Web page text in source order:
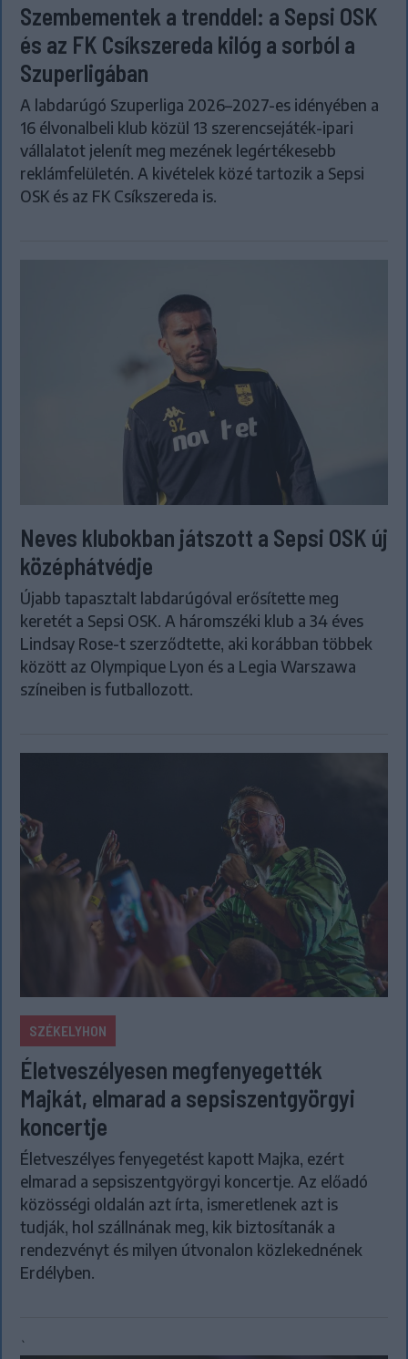
Szembementek a trenddel: a Sepsi OSK
és az FK Csíkszereda kilóg a sorból a
Szuperligában
A labdarúgó Szuperliga 2026–2027-es idényében a
16 élvonalbeli klub közül 13 szerencsejáték-ipari
vállalatot jelenít meg mezének legértékesebb
reklámfelületén. A kivételek közé tartozik a Sepsi
OSK és az FK Csíkszereda is.
Neves klubokban játszott a Sepsi OSK új
középhátvédje
Újabb tapasztalt labdarúgóval erősítette meg
keretét a Sepsi OSK. A háromszéki klub a 34 éves
Lindsay Rose-t szerződtette, aki korábban többek
között az Olympique Lyon és a Legia Warszawa
színeiben is futballozott.
SZÉKELYHON
Életveszélyesen megfenyegették
Majkát, elmarad a sepsiszentgyörgyi
koncertje
Életveszélyes fenyegetést kapott Majka, ezért
elmarad a sepsiszentgyörgyi koncertje. Az előadó
közösségi oldalán azt írta, ismeretlenek azt is
tudják, hol szállnának meg, kik biztosítanák a
rendezvényt és milyen útvonalon közlekednének
Erdélyben.
`